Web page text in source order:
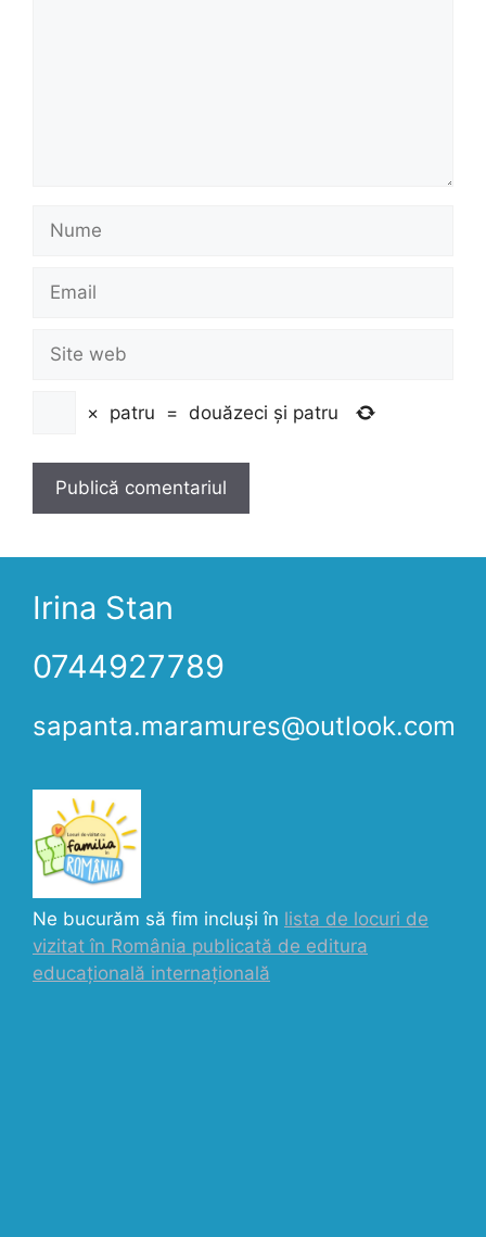
Nume
Email
Site
web
× patru = douăzeci și patru
Irina Stan
0744927789
sapanta.maramures@outlook.com
Ne bucurăm să fim incluși în lista de locuri de
vizitat în România publicată de editura
educațională internațională